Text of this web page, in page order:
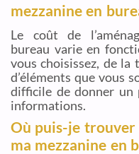
mezzanine en
Le coût de
bureau varie en
vous choisissez, de
d’éléments que vous
difficile de donner un
informations.
Où puis-je trouver
ma mezzanine en